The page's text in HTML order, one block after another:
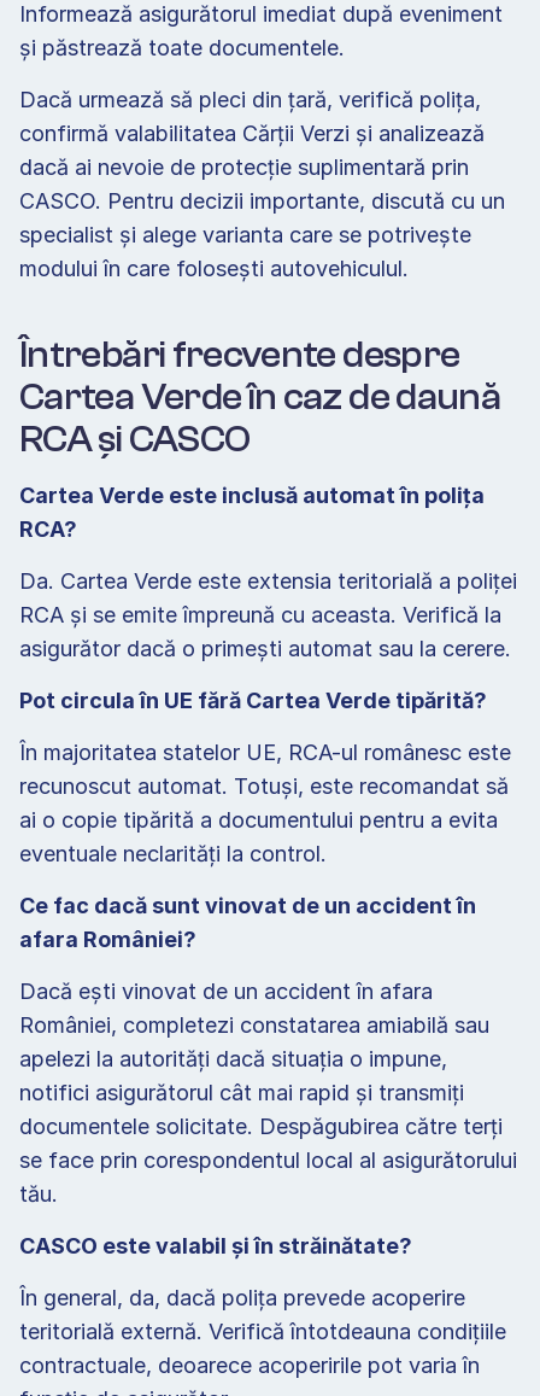
Informează asigurătorul imediat după eveniment
și păstrează toate documentele.
Dacă urmează să pleci din țară, verifică polița,
confirmă valabilitatea Cărții Verzi și analizează
dacă ai nevoie de protecție suplimentară prin
CASCO. Pentru decizii importante, discută cu un
specialist și alege varianta care se potrivește
modului în care folosești autovehiculul.
Întrebări frecvente despre
Cartea Verde în caz de daună
RCA și CASCO
Cartea Verde este inclusă automat în polița
RCA?
Da. Cartea Verde este extensia teritorială a poliței
RCA și se emite împreună cu aceasta. Verifică la
asigurător dacă o primești automat sau la cerere.
Pot circula în UE fără Cartea Verde tipărită?
În majoritatea statelor UE, RCA-ul românesc este
recunoscut automat. Totuși, este recomandat să
ai o copie tipărită a documentului pentru a evita
eventuale neclarități la control.
Ce fac dacă sunt vinovat de un accident în
afara României?
Dacă ești vinovat de un accident în afara
României, completezi constatarea amiabilă sau
apelezi la autorități dacă situația o impune,
notifici asigurătorul cât mai rapid și transmiți
documentele solicitate. Despăgubirea către terți
se face prin corespondentul local al asigurătorului
tău.
CASCO este valabil și în străinătate?
În general, da, dacă polița prevede acoperire
teritorială externă. Verifică întotdeauna condițiile
contractuale, deoarece acoperirile pot varia în